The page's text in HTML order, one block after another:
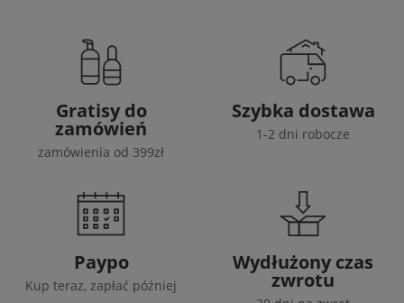
Gratisy do
zamówień
zamówienia od 399zł
Szybka dostawa
1-2 dni robocze
Paypo
Kup teraz, zapłać później
Wydłużony czas
zwrotu